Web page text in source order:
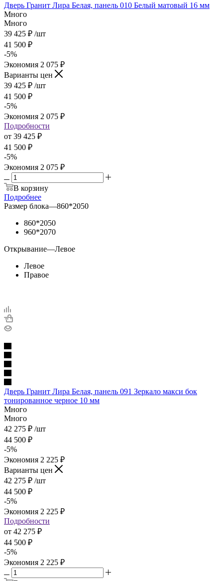
Дверь Гранит Лира Белая, панель 010 Белый матовый 16 мм
Много
Много
39 425 ₽ /шт
41 500 ₽
-5%
Экономия 2 075 ₽
Варианты цен
39 425 ₽ /шт
41 500 ₽
-5%
Экономия 2 075 ₽
Подробности
от 39 425 ₽
41 500 ₽
-5%
Экономия 2 075 ₽
В корзину
Подробнее
Размер блока—860*2050
860*2050
960*2070
Открывание—Левое
Левое
Правое
Дверь Гранит Лира Белая, панель 091 Зеркало макси бок
тонированное черное 10 мм
Много
Много
42 275 ₽ /шт
44 500 ₽
-5%
Экономия 2 225 ₽
Варианты цен
42 275 ₽ /шт
44 500 ₽
-5%
Экономия 2 225 ₽
Подробности
от 42 275 ₽
44 500 ₽
-5%
Экономия 2 225 ₽